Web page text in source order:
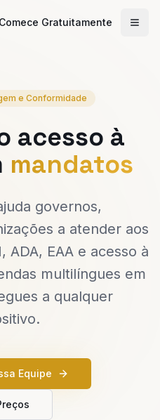
Comece Gratuitamente
e Conformidade
acesso à
mandatos
governos,
a atender aos
ADA, EAA e acesso à
multilíngues em
a qualquer
Equipe